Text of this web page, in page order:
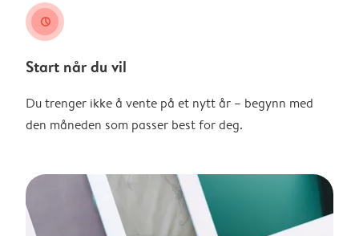
clock
Start når du vil
Du trenger ikke å vente på et nytt år – begynn med
den måneden som passer best for deg.